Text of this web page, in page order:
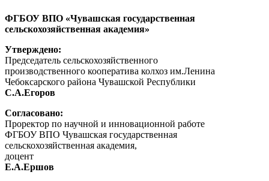
ФГБОУ ВПО «Чувашская государственная
сельскохозяйственная академия»
Утверждено:
Председатель сельскохозяйственного
производственного кооператива колхоз им.Ленина
Чебоксарского района Чувашской Республики
С.А.Егоров
Согласовано:
Проректор по научной и инновационной работе
ФГБОУ ВПО Чувашская государственная
сельскохозяйственная академия,
доцент
Е.А.Ершов